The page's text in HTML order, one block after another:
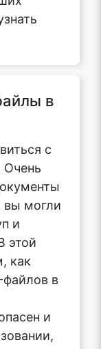
в
с
могли
и
как
в
и
на